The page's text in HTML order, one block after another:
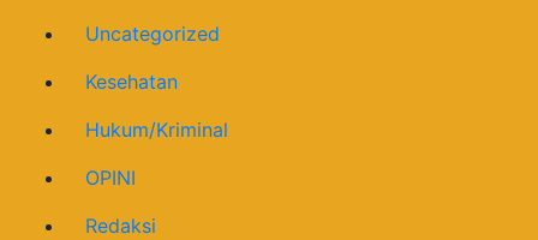
Uncategorized
Kesehatan
Hukum/Kriminal
OPINI
Redaksi